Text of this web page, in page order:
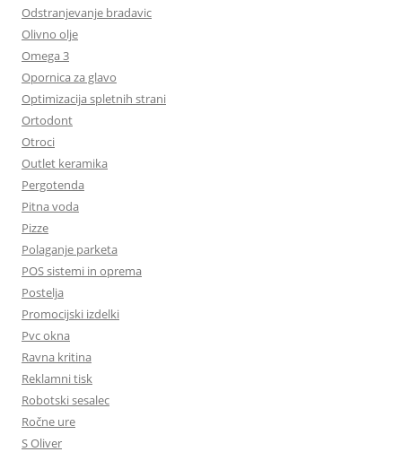
Odstranjevanje bradavic
Olivno olje
Omega 3
Opornica za glavo
Optimizacija spletnih strani
Ortodont
Otroci
Outlet keramika
Pergotenda
Pitna voda
Pizze
Polaganje parketa
POS sistemi in oprema
Postelja
Promocijski izdelki
Pvc okna
Ravna kritina
Reklamni tisk
Robotski sesalec
Ročne ure
S Oliver